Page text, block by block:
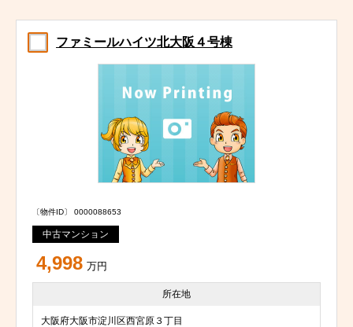
ファミールハイツ北大阪４号棟
〔物件ID〕 0000088653
中古マンション
4,998 万円
所在地
大阪府大阪市淀川区西宮原３丁目